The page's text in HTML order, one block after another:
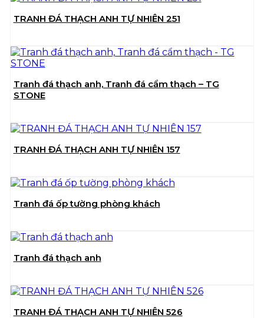
TRANH ĐÁ THẠCH ANH TỰ NHIÊN 251
Tranh đá thạch anh, Tranh đá cẩm thạch – TG
STONE
TRANH ĐÁ THẠCH ANH TỰ NHIÊN 157
Tranh đá ốp tường phòng khách
Tranh đá thạch anh
TRANH ĐÁ THẠCH ANH TỰ NHIÊN 526